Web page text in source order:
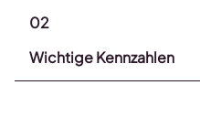
02
Wichtige Kennzahlen